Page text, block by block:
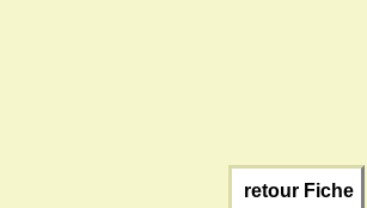
retour Fiche